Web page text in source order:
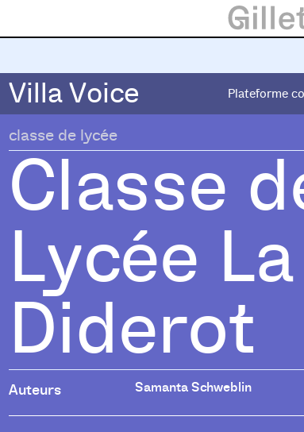
Villa Voice Plateforme
Villa Voice Plateforme
classe de lycée
Classe
Lycée
Diderot
Auteurs Samanta Schweblin